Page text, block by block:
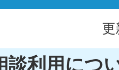
談利用につ